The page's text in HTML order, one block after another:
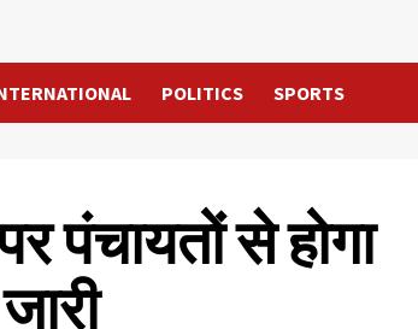
POLITICS SPORTS
पंचायतों से होगा